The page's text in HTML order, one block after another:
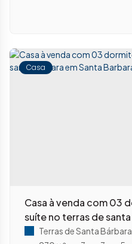
Casa
Casa à venda com 03
suíte no terras de santa barbara em Santa
Barbara D Oeste/SP.
Terras de Santa Bárbara